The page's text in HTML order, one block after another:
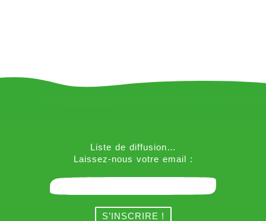
Liste de diffusion…
Laissez-nous votre email :